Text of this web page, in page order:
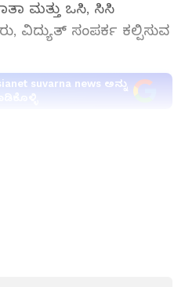
ಮತ್ತು ಒಸಿ, ಸಿಸಿ
ವಿದ್ಯುತ್‌ ಸಂಪರ್ಕ ಕಲ್ಪಿಸುವ
suvarna news ಅನ್ನು